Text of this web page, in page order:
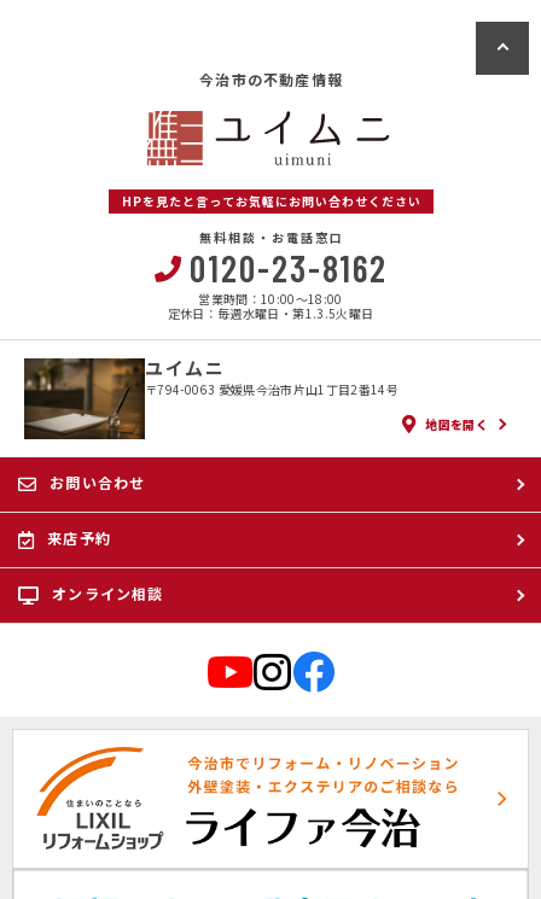
今治市の不動産情報
HPを見たと言ってお気軽にお問い合わせください
無料相談・お電話窓口
0120-23-8162
営業時間：10:00〜18:00
定休日：毎週水曜日・第1.3.5火曜日
ユイムニ
〒794-0063 愛媛県今治市片山1丁目2番14号
地図を開く
お問い合わせ
来店予約
オンライン相談